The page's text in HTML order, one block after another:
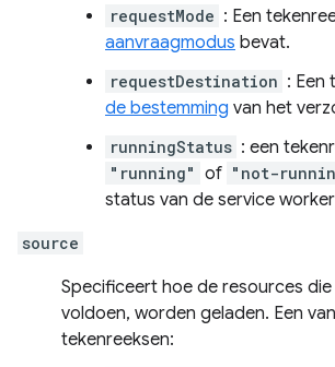
requestMode : Een
aanvraagmodus bevat.
requestDestination : Een
de bestemming van het
runningStatus : een
"running" of "not-
status van de service
source
Specificeert hoe de resources die
voldoen, worden geladen. Een
tekenreeksen: